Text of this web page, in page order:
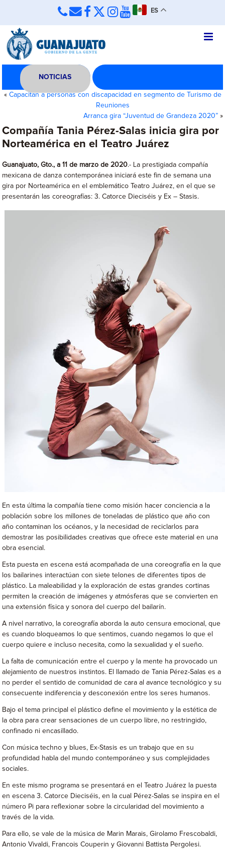
ES
NOTICIAS
« Capacitan a personas con discapacidad en segmento de Turismo de
Reuniones
Arranca gira “Juventud de Grandeza 2020”»
Compañía Tania Pérez-Salas inicia gira por
Norteamérica en el Teatro Juárez
Guanajuato, Gto., a 11 de marzo de 2020.- La prestigiada compañía
mexicana de danza contemporánea iniciará este fin de semana una
gira por Norteamérica en el emblemático Teatro Juárez, en el que se
presentarán las coreografías: 3. Catorce Dieciséis y Ex – Stasis.
En esta última la compañía tiene como misión hacer conciencia a la
población sobre los millones de toneladas de plástico que año con
año contaminan los océanos, y la necesidad de reciclarlos para
demostrar las posibilidades creativas que ofrece este material en una
obra esencial.
Esta puesta en escena está acompañada de una coreografía en la que
los bailarines interactúan con siete telones de diferentes tipos de
plástico. La maleabilidad y la exploración de estas grandes cortinas
permiten la creación de imágenes y atmósferas que se convierten en
una extensión física y sonora del cuerpo del bailarín.
A nivel narrativo, la coreografía aborda la auto censura emocional, que
es cuando bloqueamos lo que sentimos, cuando negamos lo que el
cuerpo quiere e incluso necesita, como la sexualidad y el sueño.
La falta de comunicación entre el cuerpo y la mente ha provocado un
alejamiento de nuestros instintos. El llamado de Tania Pérez-Salas es a
no perder el sentido de comunidad de cara al avance tecnológico y su
consecuente indiferencia y desconexión entre los seres humanos.
Bajo el tema principal el plástico define el movimiento y la estética de
la obra para crear sensaciones de un cuerpo libre, no restringido,
confinado ni encasillado.
Con música techno y blues, Ex-Stasis es un trabajo que en su
profundidad habla del mundo contemporáneo y sus complejidades
sociales.
En este mismo programa se presentará en el Teatro Juárez la puesta
en escena 3. Catorce Dieciséis, en la cual Pérez-Salas se inspira en el
número Pi para reflexionar sobre la circularidad del movimiento a
través de la vida.
Para ello, se vale de la música de Marin Marais, Girolamo Frescobaldi,
Antonio Vivaldi, Francois Couperin y Giovanni Battista Pergolesi.